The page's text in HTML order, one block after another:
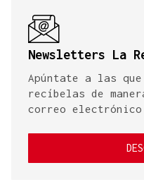
Newsletters La
Apúntate a las
recíbelas de
correo electrónico